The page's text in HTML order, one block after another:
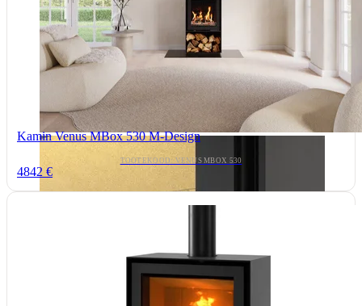
Kamin Venus MBox 530 M-Design
TOOTEKOOD: VENUS MBOX 530
4842 €